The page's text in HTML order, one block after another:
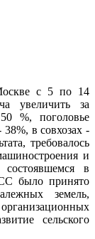
с 5 по 14
увеличить за
%, поголовье
38%, в совхозах -
требовалось
и
в
было принято
земель,
сельского